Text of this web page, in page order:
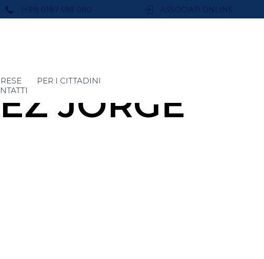
(+39) 0187 598 080 ASSOCIATI ONLINE
PER I CITTADINI
JORGE